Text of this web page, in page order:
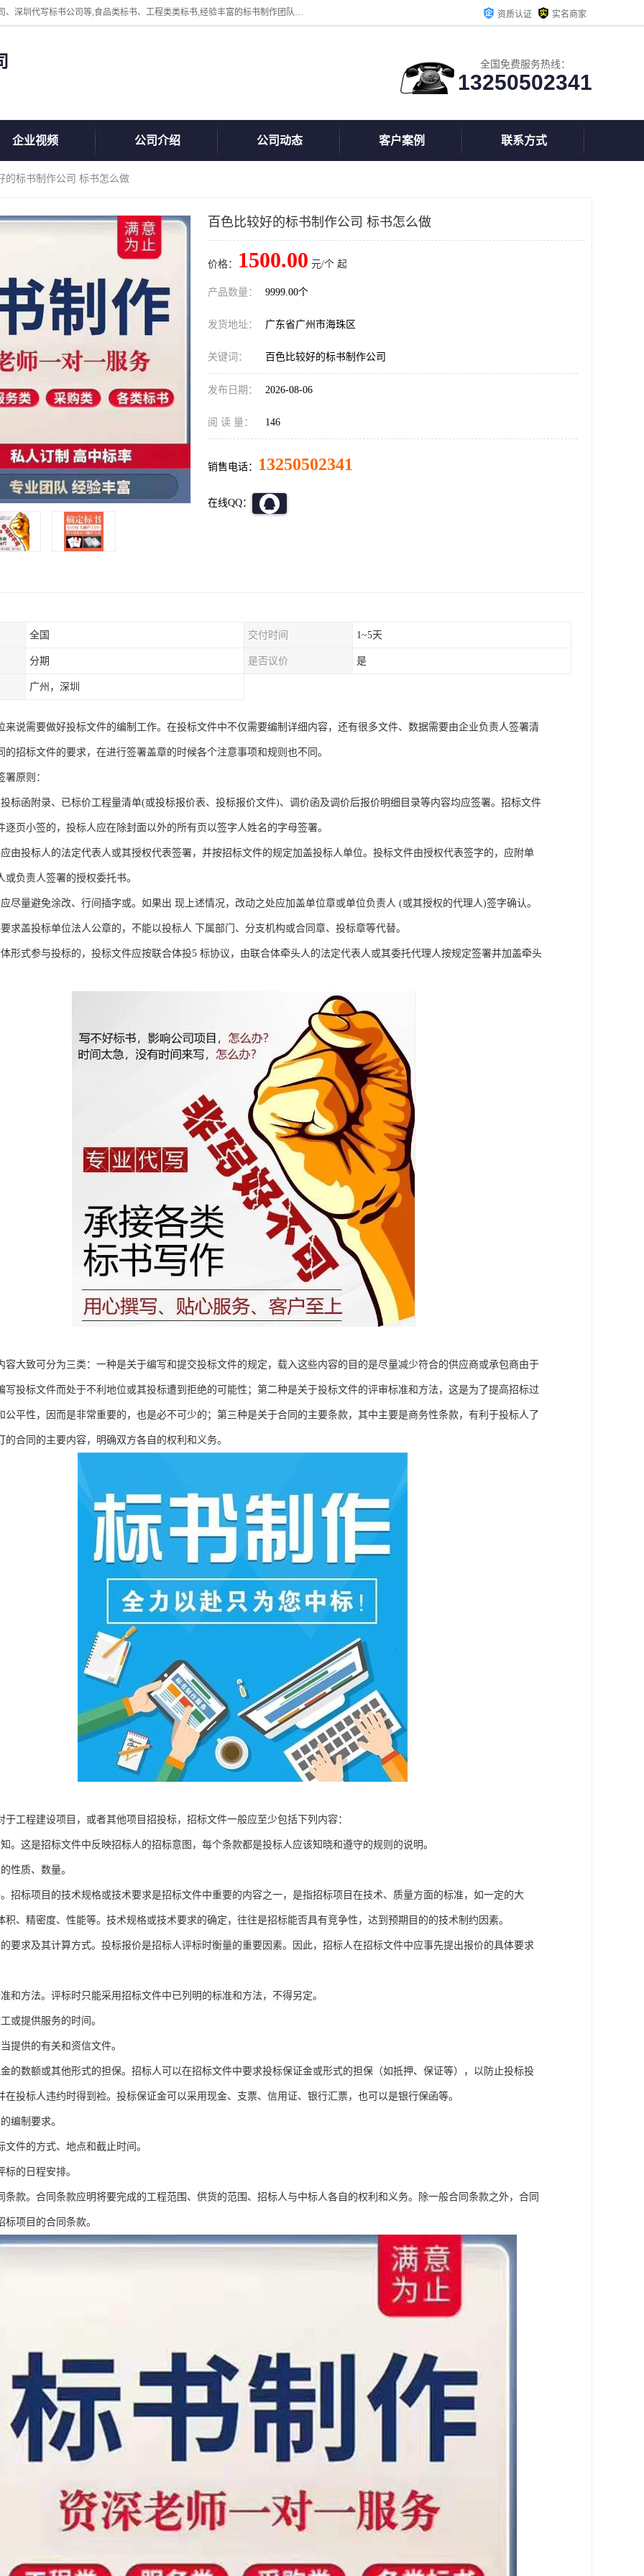
广州中赢信息科技有限公司主营：东莞代写标书公司、佛山代写标书公司、深圳代写标书公司等,食品类标书、工程类类标书,经验丰富的标书制作团队,24小时加急服务,多对一服务。 资质认证 实名商家
全国免费服务热线：
13250502341
企业视频 公司介绍 公司动态 客户案例 联系方式
的标书制作公司 标书怎么做
百色比较好的标书制作公司 标书怎么做
价格： 1500.00 元/个 起
产品数量： 9999.00个
发货地址： 广东省广州市海珠区
关键词： 百色比较好的标书制作公司
发布日期： 2026-08-06
阅 读 量： 146
销售电话： 13250502341
在线QQ：
全国 交付时间 1~5天
分期 是否议价 是
广州，深圳
来说需要做好投标文件的编制工作。在投标文件中不仅需要编制详细内容，还有很多文件、数据需要由企业负责人签署清
的招标文件的要求，在进行签署盖章的时候各个注意事项和规则也不同。
署原则：
标函附录、已标价工程量清单(或投标报价表、投标报价文件)、调价函及调价后报价明细目录等内容均应签署。招标文件
逐页小签的，投标人应在除封面以外的所有页以签字人姓名的字母签署。
由投标人的法定代表人或其授权代表签署，并按招标文件的规定加盖投标人单位。投标文件由授权代表签字的，应附单
或负责人签署的授权委托书。
尽量避免涂改、行间插字或。如果出 现上述情况，改动之处应加盖单位章或单位负责人 (或其授权的代理人)签字确认。
求盖投标单位法人公章的，不能以投标人 下属部门、分支机构或合同章、投标章等代替。
形式参与投标的，投标文件应按联合体投5 标协议，由联合体牵头人的法定代表人或其委托代理人按规定签署并加盖牵头
容大致可分为三类：一种是关于编写和提交投标文件的规定，载入这些内容的目的是尽量减少符合的供应商或承包商由于
写投标文件而处于不利地位或其投标遭到拒绝的可能性；第二种是关于投标文件的评审标准和方法，这是为了提高招标过
公平性，因而是非常重要的，也是必不可少的；第三种是关于合同的主要条款，其中主要是商务性条款，有利于投标人了
的合同的主要内容，明确双方各自的权利和义务。
于工程建设项目，或者其他项目招投标，招标文件一般应至少包括下列内容：
。这是招标文件中反映招标人的招标意图，每个条款都是投标人应该知晓和遵守的规则的说明。
性质、数量。
招标项目的技术规格或技术要求是招标文件中重要的内容之一，是指招标项目在技术、质量方面的标准，如一定的大
积、精密度、性能等。技术规格或技术要求的确定，往往是招标能否具有竞争性，达到预期目的的技术制约因素。
要求及其计算方式。投标报价是招标人评标时衡量的重要因素。因此，招标人在招标文件中应事先提出报价的具体要求
和方法。评标时只能采用招标文件中已列明的标准和方法，不得另定。
或提供服务的时间。
提供的有关和资信文件。
的数额或其他形式的担保。招标人可以在招标文件中要求投标保证金或形式的担保（如抵押、保证等），以防止投标投
在投标人违约时得到裣。投标保证金可以采用现金、支票、信用证、银行汇票，也可以是银行保函等。
编制要求。
文件的方式、地点和截止时间。
标的日程安排。
条款。合同条款应明将要完成的工程范围、供货的范围、招标人与中标人各自的权利和义务。除一般合同条款之外，合同
标项目的合同条款。